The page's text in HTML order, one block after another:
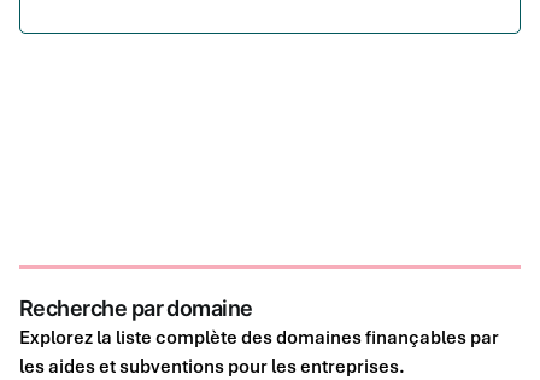
Recherche par domaine
Explorez la liste complète des domaines finançables par
les aides et subventions pour les entreprises.